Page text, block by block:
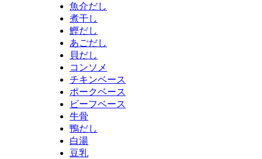
魚介だし
煮干し
鰹だし
あごだし
貝だし
コンソメ
チキンベース
ポークベース
ビーフベース
牛骨
鴨だし
白湯
豆乳